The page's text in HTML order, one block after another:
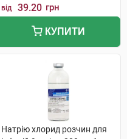
від 39.20 грн
КУПИТИ
Натрію хлорид розчин для